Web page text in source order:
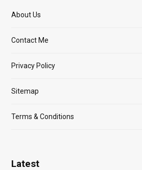
About Us
Contact Me
Privacy Policy
Sitemap
Terms & Conditions
Latest